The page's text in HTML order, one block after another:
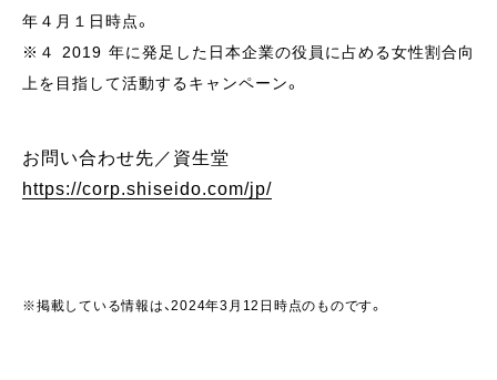
年４月１日時点。
※４ 2019 年に発足した日本企業の役員に占める女性割合向
上を目指して活動するキャンペーン。
お問い合わせ先／資生堂
https://corp.shiseido.com/jp/
※掲載している情報は、2024年3月12日時点のものです。